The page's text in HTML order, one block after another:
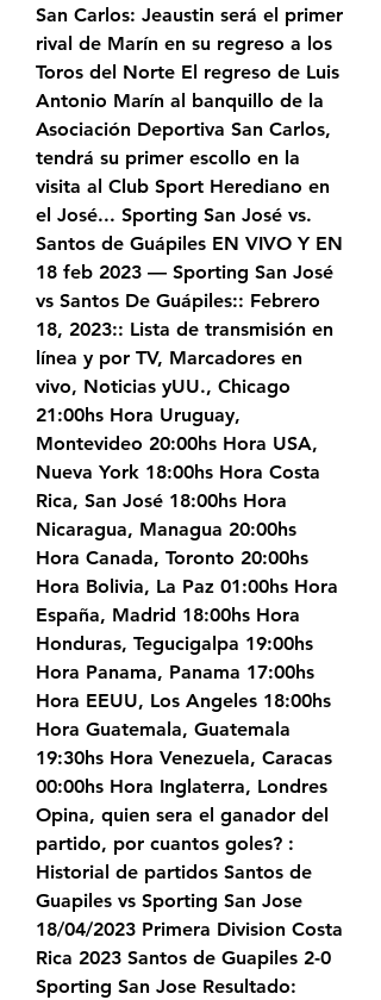
San Carlos: Jeaustin será el primer
rival de Marín en su regreso a los
Toros del Norte El regreso de Luis
Antonio Marín al banquillo de la
Asociación Deportiva San Carlos,
tendrá su primer escollo en la
visita al Club Sport Herediano en
el José... Sporting San José vs.
Santos de Guápiles EN VIVO Y EN
18 feb 2023 — Sporting San José
vs Santos De Guápiles:: Febrero
18, 2023:: Lista de transmisión en
línea y por TV, Marcadores en
vivo, Noticias yUU., Chicago
21:00hs Hora Uruguay,
Montevideo 20:00hs Hora USA,
Nueva York 18:00hs Hora Costa
Rica, San José 18:00hs Hora
Nicaragua, Managua 20:00hs
Hora Canada, Toronto 20:00hs
Hora Bolivia, La Paz 01:00hs Hora
España, Madrid 18:00hs Hora
Honduras, Tegucigalpa 19:00hs
Hora Panama, Panama 17:00hs
Hora EEUU, Los Angeles 18:00hs
Hora Guatemala, Guatemala
19:30hs Hora Venezuela, Caracas
00:00hs Hora Inglaterra, Londres
Opina, quien sera el ganador del
partido, por cuantos goles? :
Historial de partidos Santos de
Guapiles vs Sporting San Jose
18/04/2023 Primera Division Costa
Rica 2023 Santos de Guapiles 2-0
Sporting San Jose Resultado: